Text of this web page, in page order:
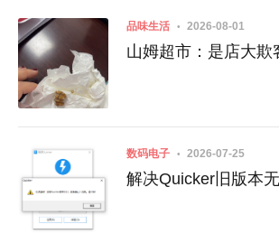
品味生活 2026-08-01
山姆超市：是店大欺
数码电子 2026-07-25
解决Quicker旧版本
口音